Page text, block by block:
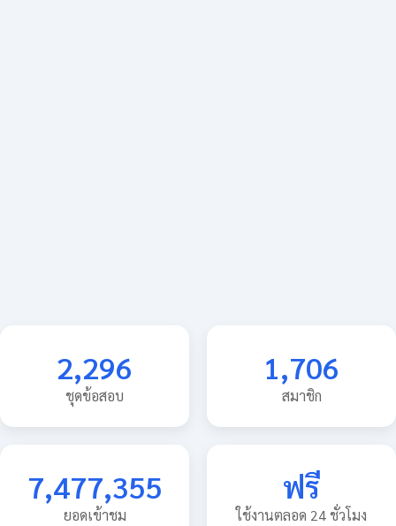
2,296
ชุดข้อสอบ
1,706
สมาชิก
7,477,355
ยอดเข้าชม
ฟรี
ใช้งานตลอด 24 ชั่วโมง